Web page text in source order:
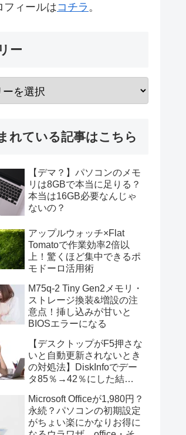
フィールはコチラ 。
ー
れている記事はこちら
【デマ？】パソコンのメモ
リは8GBで本当に足りる？
本当は16GB必要なんじゃ
ないの？
アップルウォッチ×Flat
Tomatoで作業効率2倍以
上！驚くほど集中できるポ
モドーロ活用術
M75q-2 Tiny Gen2メモリ・
ストレージ換装&増設の注
意点！挿し込みが甘いと
BIOSエラーになる
【デスクトップがF5押さな
いと自動更新されないとき
の対処法】DiskInfoでデー
タ85％→42％にした結
Microsoft Officeが1,980円？
永続？パソコンの初期設定
がちょい楽にかなりお得に